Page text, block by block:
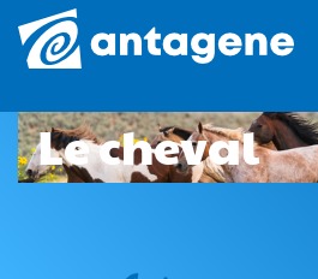
Le cheval